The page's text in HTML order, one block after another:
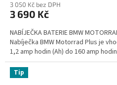
3 050 Kč bez DPH
3 690 Kč
NABÍJEČKA BATERIE BMW
Nabíječka BMW Motorrad Plus je
1,2 amp hodin (Ah) do 160 amp
Tip